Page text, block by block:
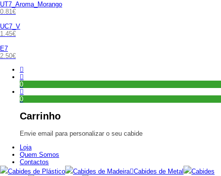
UT7_Aroma_Morango
0.81€
UC7_V
1.45€
E7
2.50€
0
0
Carrinho
Envie email para personalizar o seu cabide
Loja
Quem Somos
Contactos
Cabides de Plástico
Cabides de Madeira Cabides de Metal
Cabides